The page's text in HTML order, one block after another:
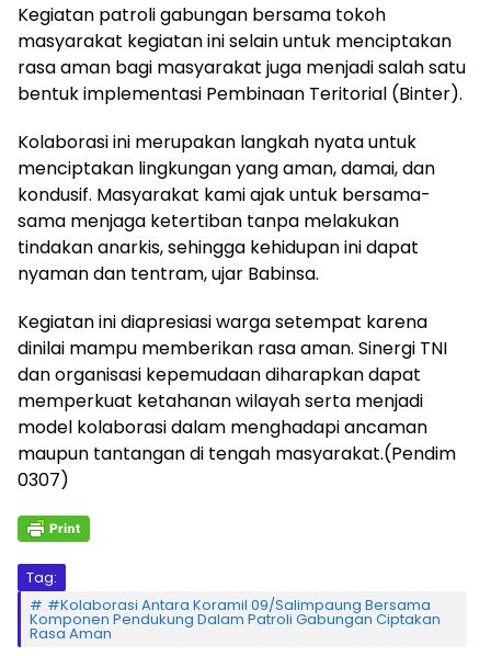
Kegiatan patroli gabungan bersama tokoh
masyarakat kegiatan ini selain untuk menciptakan
rasa aman bagi masyarakat juga menjadi salah satu
bentuk implementasi Pembinaan Teritorial (Binter).
Kolaborasi ini merupakan langkah nyata untuk
menciptakan lingkungan yang aman, damai, dan
kondusif. Masyarakat kami ajak untuk bersama-
sama menjaga ketertiban tanpa melakukan
tindakan anarkis, sehingga kehidupan ini dapat
nyaman dan tentram, ujar Babinsa.
Kegiatan ini diapresiasi warga setempat karena
dinilai mampu memberikan rasa aman. Sinergi TNI
dan organisasi kepemudaan diharapkan dapat
memperkuat ketahanan wilayah serta menjadi
model kolaborasi dalam menghadapi ancaman
maupun tantangan di tengah masyarakat.(Pendim
0307)
Tag:
#Kolaborasi Antara Koramil 09/Salimpaung Bersama
Komponen Pendukung Dalam Patroli Gabungan Ciptakan
Rasa Aman